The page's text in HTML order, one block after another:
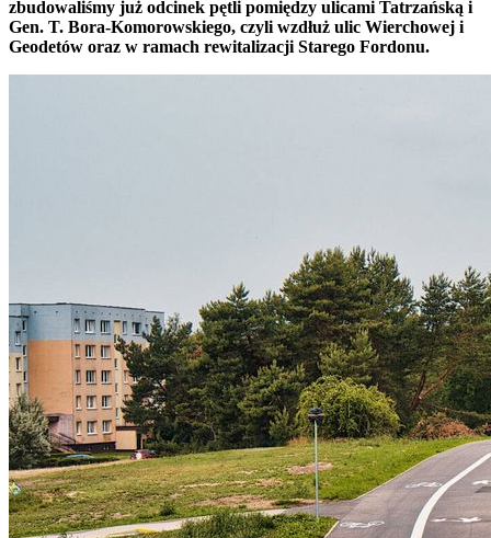
zbudowaliśmy już odcinek pętli pomiędzy ulicami Tatrzańską i
Gen. T. Bora-Komorowskiego, czyli wzdłuż ulic Wierchowej i
Geodetów oraz w ramach rewitalizacji Starego Fordonu.